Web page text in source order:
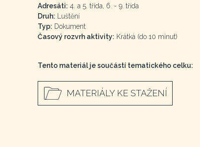
Adresáti: 4. a 5. třída, 6. - 9. třída
Druh: Luštění
Typ: Dokument
Časový rozvrh aktivity: Krátká (do 10 minut)
Tento materiál je součástí tematického celku:
MATERIÁLY KE STAŽENÍ